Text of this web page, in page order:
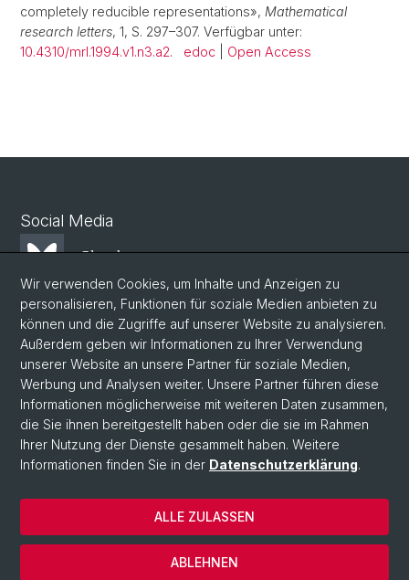
completely reducible representations», Mathematical
research letters, 1, S. 297–307. Verfügbar unter:
10.4310/mrl.1994.v1.n3.a2. edoc Open Access
Social Media
Bluesky
Mastodon
LinkedIn
Instagram
© Universität Basel
Datenschutzerklärung
Wir verwenden Cookies, um Inhalte und Anzeigen zu
personalisieren, Funktionen für soziale Medien anbieten zu
können und die Zugriffe auf unserer Website zu analysieren.
Außerdem geben wir Informationen zu Ihrer Verwendung
unserer Website an unsere Partner für soziale Medien,
Werbung und Analysen weiter. Unsere Partner führen diese
Informationen möglicherweise mit weiteren Daten zusammen,
die Sie ihnen bereitgestellt haben oder die sie im Rahmen
Ihrer Nutzung der Dienste gesammelt haben. Weitere
Informationen finden Sie in der Datenschutzerklärung.
ABLEHNEN
ALLE ZULASSEN